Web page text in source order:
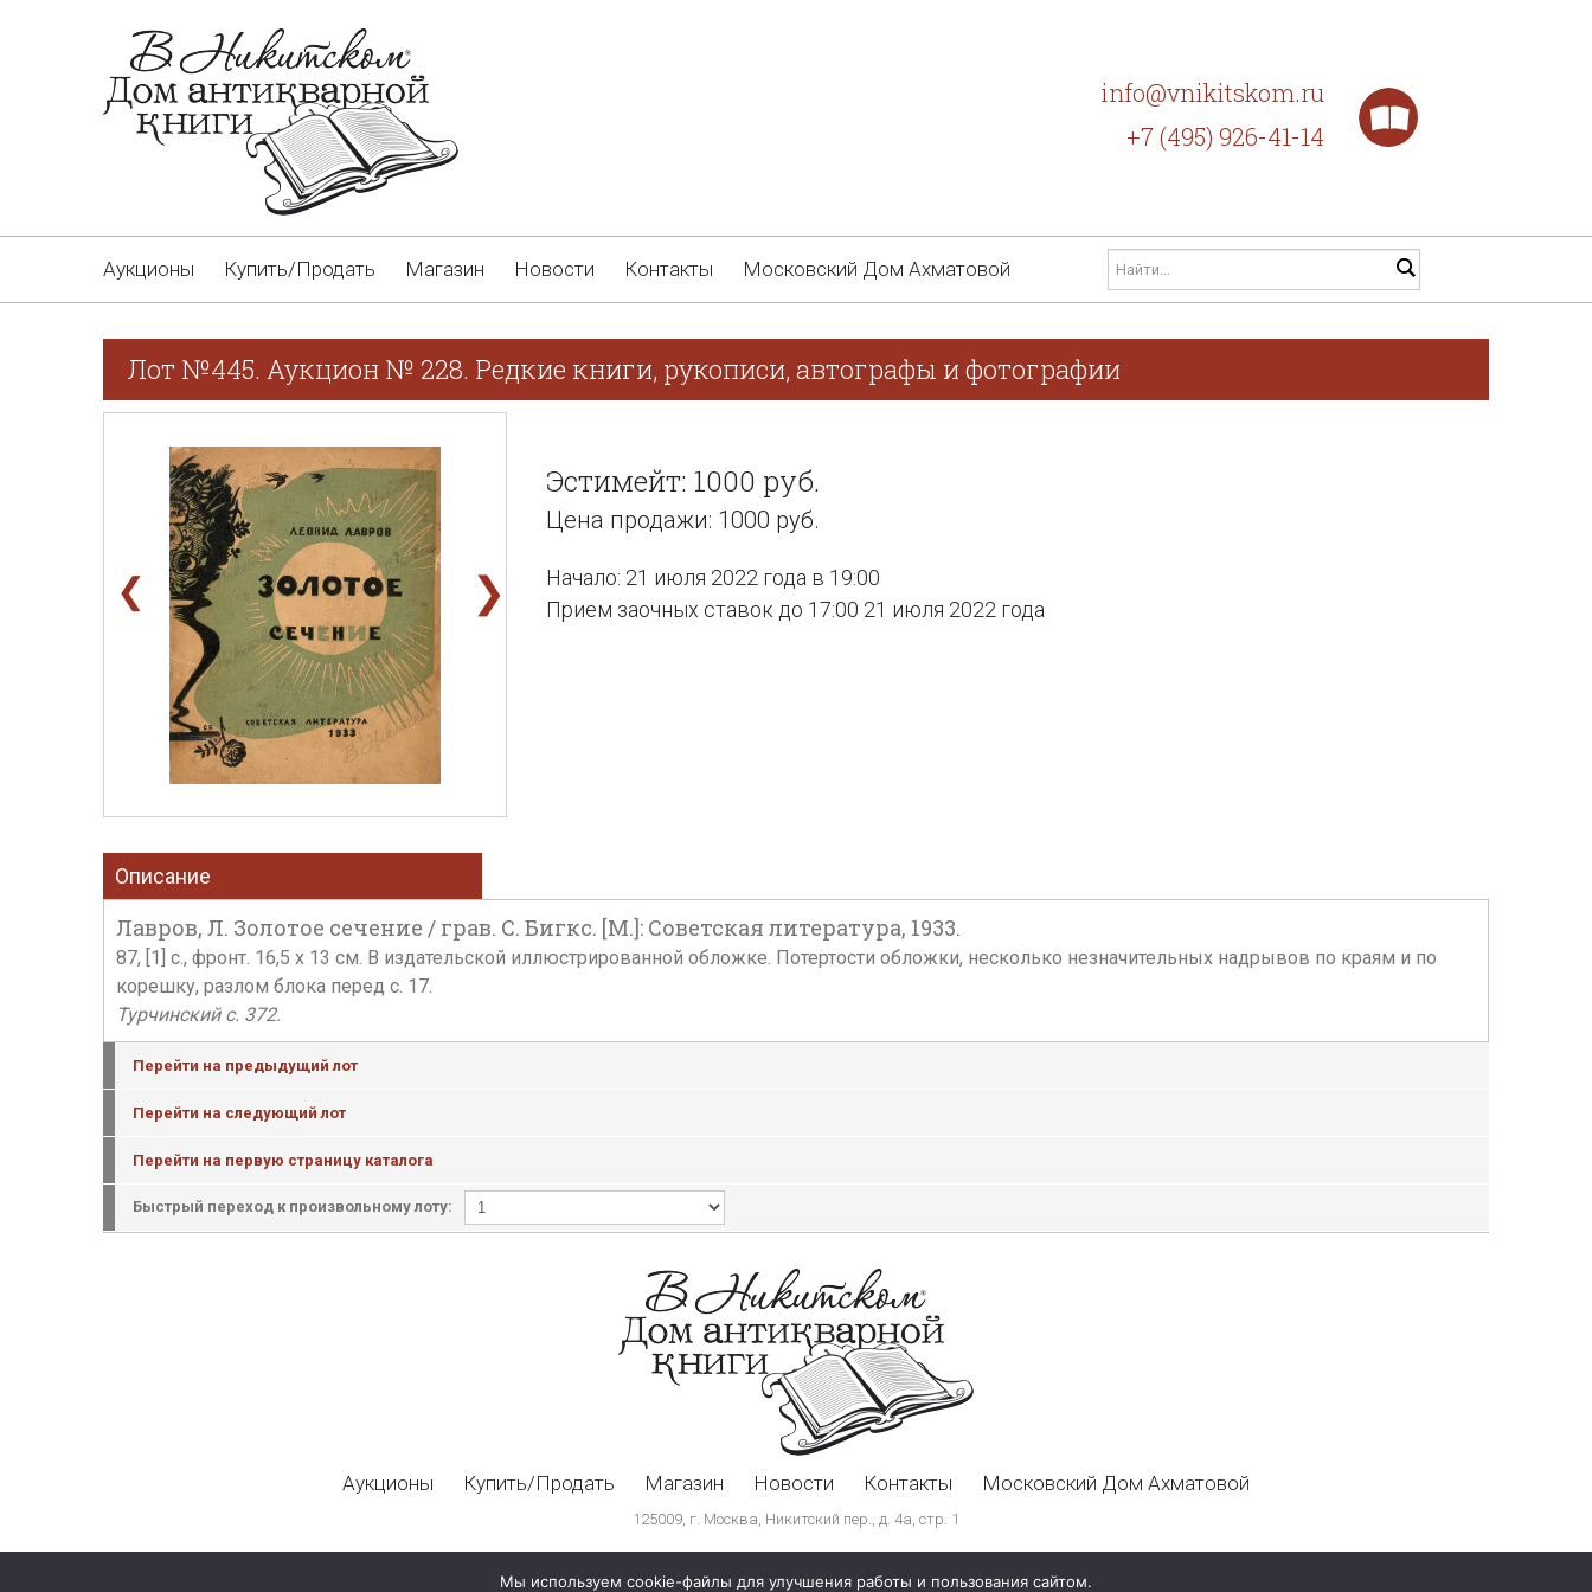
info@vnikitskom.ru
+7 (495) 926-41-14
Аукционы Купить/Продать Магазин Новости Контакты Московский Дом Ахматовой
Лот №445. Аукцион № 228. Редкие книги, рукописи, автографы и фотографии
❮ ❯
Эстимейт: 1000 руб.
Цена продажи: 1000 руб.
Начало: 21 июля 2022 года в 19:00
Прием заочных ставок до 17:00 21 июля 2022 года
Описание
Лавров, Л. Золотое сечение / грав. С. Бигкс. [М.]: Советская литература, 1933.
87, [1] c., фронт. 16,5 х 13 см. В издательской иллюстрированной обложке. Потертости обложки, несколько незначительных надрывов по краям и по
корешку, разлом блока перед с. 17.
Турчинский с. 372.
Перейти на предыдущий лот
Перейти на следующий лот
Перейти на первую страницу каталога
Быстрый переход к произвольному лоту:
Аукционы Купить/Продать Магазин Новости Контакты Московский Дом Ахматовой
125009, г. Москва, Никитский пер., д. 4а, стр. 1
Мы используем cookie-файлы для улучшения работы и пользования сайтом.